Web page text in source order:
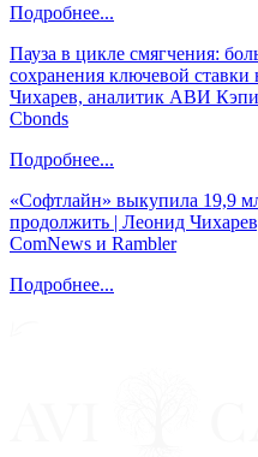
Подробнее...
Пауза в цикле смягчения:
сохранения ключевой
Чихарев, аналитик АВИ
Cbonds
Подробнее...
«Софтлайн» выкупила 19,9
продолжить | Леонид
ComNews и Rambler
Подробнее...